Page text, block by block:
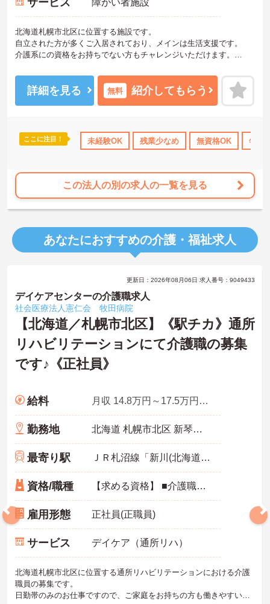
サービス 障がい者施設
北海道札幌市北区に位置する施設です。
自立された方が多くご入居されており、メインは生活支援です。
介護系にの資格をお持ちでない方もチャレンジいただけます。
たしますのでお気軽にご相談ください！
詳細を見る 無料 紹介してもらう
ここに注目！ 未経験OK 残業少なめ 無資格OK 年間
この法人の別の求人の一覧を見る
あなたにおすすめの介護・福祉求人
更新日：2026年08月06日 求人番号：9049433
デイケアセンターの介護職求人
社会医療法人憲仁会 牧田病院
【北海道／札幌市北区】《駅チカ》通所
リハビリテーションにて介護職の募集
です♪《正社員》
給料 月収 14.8万円～17.5万円程度 ※諸手当込み
勤務地 北海道 札幌市北区 新琴似1条2-6-25
最寄り駅 ＪＲ札沼線「新川(北海道)駅」徒歩9分
資格/職種 【求める資格】 ■介護職員初任者研修（ヘルパー2級）以上 ※無資格要相談
雇用形態 正社員(正職員)
サービス デイケア（通所リハ）
北海道札幌市北区に位置する通所リハビリテーションにおける介護
職員の募集です。
日勤帯のみのお仕事ですので、ご家庭をお持ちの方も働きやすい勤